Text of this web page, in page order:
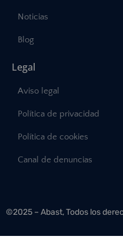
Noticias
Blog
Legal
Aviso legal
Política de privacidad
Política de cookies
Canal de denuncias
©2025 – Abast, Todos los